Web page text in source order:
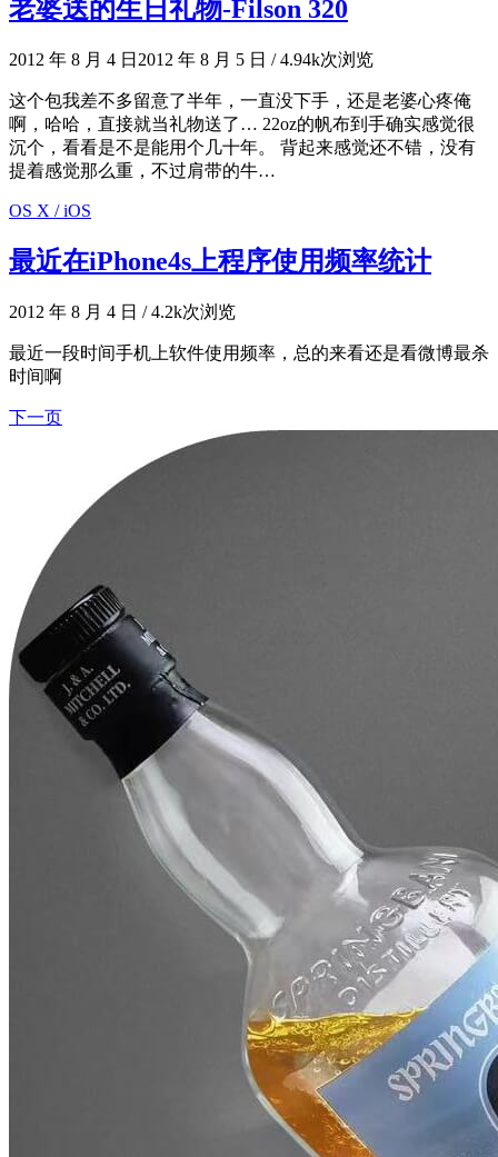
老婆送的生日礼物-Filson 320
2012 年 8 月 4 日 2012 年 8 月 5 日 /4.94k次浏览
这个包我差不多留意了半年，一直没下手，还是老婆心疼俺
啊，哈哈，直接就当礼物送了… 22oz的帆布到手确实感觉很
沉个，看看是不是能用个几十年。 背起来感觉还不错，没有
提着感觉那么重，不过肩带的牛…
OS X / iOS
最近在iPhone4s上程序使用频率统计
2012 年 8 月 4 日 /4.2k次浏览
最近一段时间手机上软件使用频率，总的来看还是看微博最杀
时间啊
文
下一页